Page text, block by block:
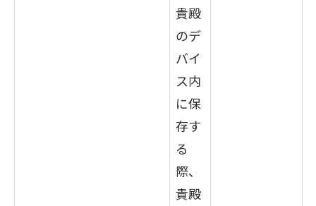
貴殿
のデ
バイ
ス内
に保
存す
る
際、
貴殿